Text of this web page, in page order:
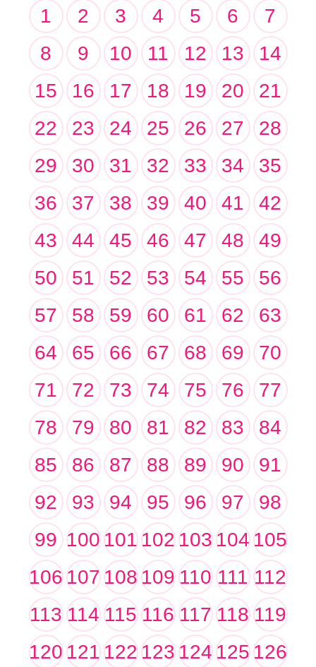
1 2 3 4 5 6
7
8
9 10 11 12 13
14
15
16 17 18 19 20
21
22
23 24 25 26 27
28
29
30 31 32 33 34
35
36
37 38 39 40 41
42
43
44 45 46 47 48
49
50
51 52 53 54 55
56
57
58 59 60 61 62
63
64
65 66 67 68 69
70
71
72 73 74 75 76
77
78
79 80 81 82 83
84
85
86 87 88 89 90
91
92
93 94 95 96 97
98
99 100101102103104105
106107108109110 111 112
113 114 115 116 117 118 119
120121122123124125126